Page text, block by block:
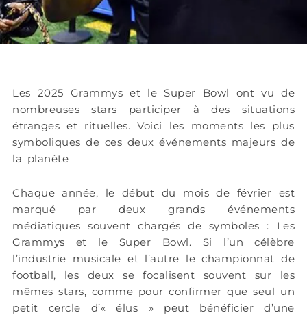
Les 2025 Grammys et le Super Bowl ont vu de
nombreuses stars participer à des situations
étranges et rituelles. Voici les moments les plus
symboliques de ces deux événements majeurs de
la planète
Chaque année, le début du mois de février est
marqué par deux grands événements
médiatiques souvent chargés de symboles : Les
Grammys et le Super Bowl. Si l’un célèbre
l’industrie musicale et l’autre le championnat de
football, les deux se focalisent souvent sur les
mêmes stars, comme pour confirmer que seul un
petit cercle d’« élus » peut bénéficier d’une